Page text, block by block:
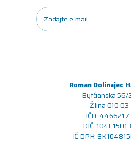
Roman Dolinajec
Bytčianska 56/
Žilina 010 03
IČO:
DIČ:
IČ DPH: